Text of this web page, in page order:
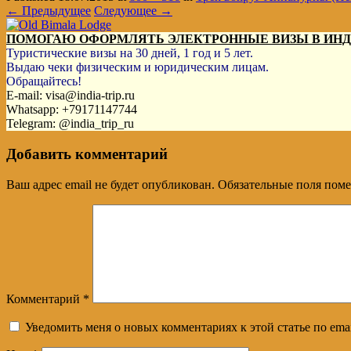
← Предыдущее Следующее →
ПОМОГАЮ ОФОРМЛЯТЬ ЭЛЕКТРОННЫЕ ВИЗЫ В
Туристические визы на 30 дней, 1 год и 5 лет.
Выдаю чеки физическим и юридическим лицам.
Обращайтесь!
E-mail: visa@india-trip.ru
Whatsapp: +79171147744
Telegram: @india_trip_ru
Добавить комментарий
Ваш адрес email не будет опубликован. Обязательные поля
Комментарий *
Уведомить меня о новых комментариях к этой статье по